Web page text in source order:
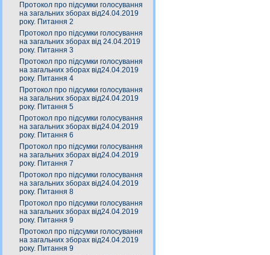
Протокол про підсумки голосування
на загальних зборах від24.04.2019
року. Питання 2
Протокол про підсумки голосування
на загальних зборах від 24.04.2019
року. Питання 3
Протокол про підсумки голосування
на загальних зборах від24.04.2019
року. Питання 4
Протокол про підсумки голосування
на загальних зборах від24.04.2019
року. Питання 5
Протокол про підсумки голосування
на загальних зборах від24.04.2019
року. Питання 6
Протокол про підсумки голосування
на загальних зборах від24.04.2019
року. Питання 7
Протокол про підсумки голосування
на загальних зборах від24.04.2019
року. Питання 8
Протокол про підсумки голосування
на загальних зборах від24.04.2019
року. Питання 9
Протокол про підсумки голосування
на загальних зборах від24.04.2019
року. Питання 9